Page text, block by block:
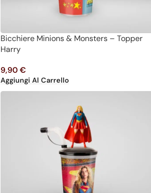
Bicchiere Minions & Monsters – Topper
Harry
9,90€
Aggiungi Al Carrello